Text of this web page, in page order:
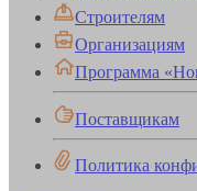
Строителям
Организациям
Программа
Поставщикам
Политика